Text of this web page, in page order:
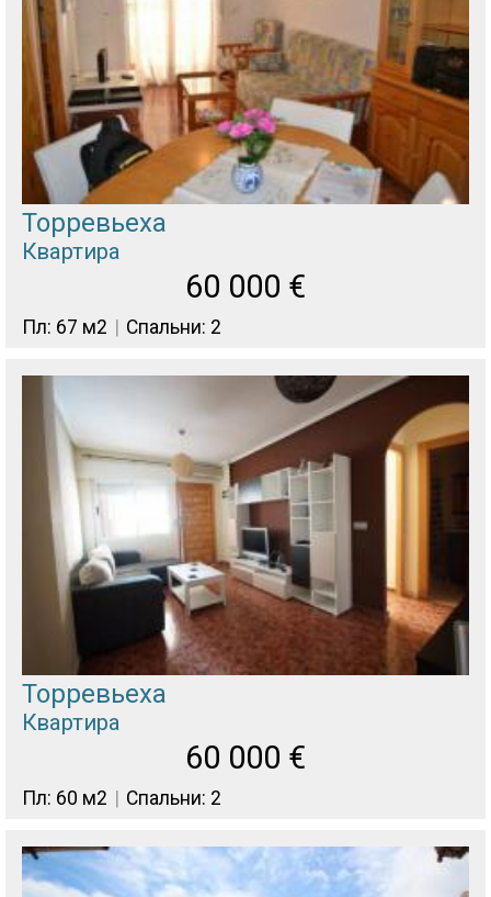
Торревьеха
Квартира
60 000 €
Пл: 67 м2 Спальни: 2
Торревьеха
Квартира
60 000 €
Пл: 60 м2 Спальни: 2